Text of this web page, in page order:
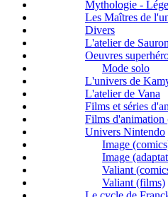
Mythologie -
Les Maîtres de
Divers
L'atelier de Sauron
Oeuvres
Mode solo
L'univers de
L'atelier de Vana
Films et séries
Films d'animation
Univers Nintendo
Image
Image
Valiant
Valiant (films)